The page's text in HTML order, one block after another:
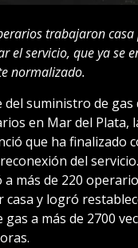
trabajaron casa
el servicio, que ya se
normalizado.
suministro de gas
en Mar del Plata,
que ha finalizado
del
más de 220
casa y logró
a más de 2700